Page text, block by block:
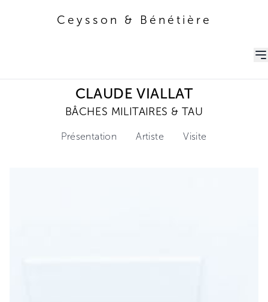
Ceysson & Bénétière
CLAUDE VIALLAT
BÂCHES MILITAIRES & TAU
Présentation Artiste Visite